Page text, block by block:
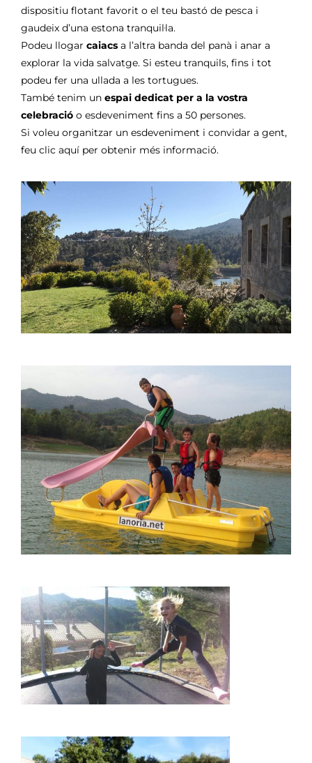
dispositiu flotant favorit o el teu bastó de pesca i
gaudeix d’una estona tranquil·la.
Podeu llogar caiacs a l’altra banda del panà i anar a
explorar la vida salvatge. Si esteu tranquils, fins i tot
podeu fer una ullada a les tortugues.
També tenim un espai dedicat per a la vostra
celebració o esdeveniment fins a 50 persones.
Si voleu organitzar un esdeveniment i convidar a gent,
feu clic aquí per obtenir més informació.